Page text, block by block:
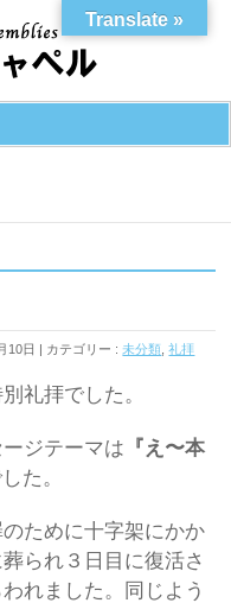
10日 カテゴリー :未分類 ,礼拝
礼拝でした。
ジテーマは 『え〜本
た。
ために十字架にかか
られ３日目に復活さ
れました。同じよう
Translate »